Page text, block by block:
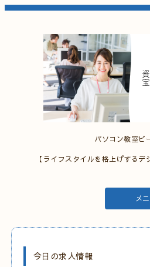
パソコン教室ビ
【ライフスタイルを格上げするデ
メ
今日の求人情報